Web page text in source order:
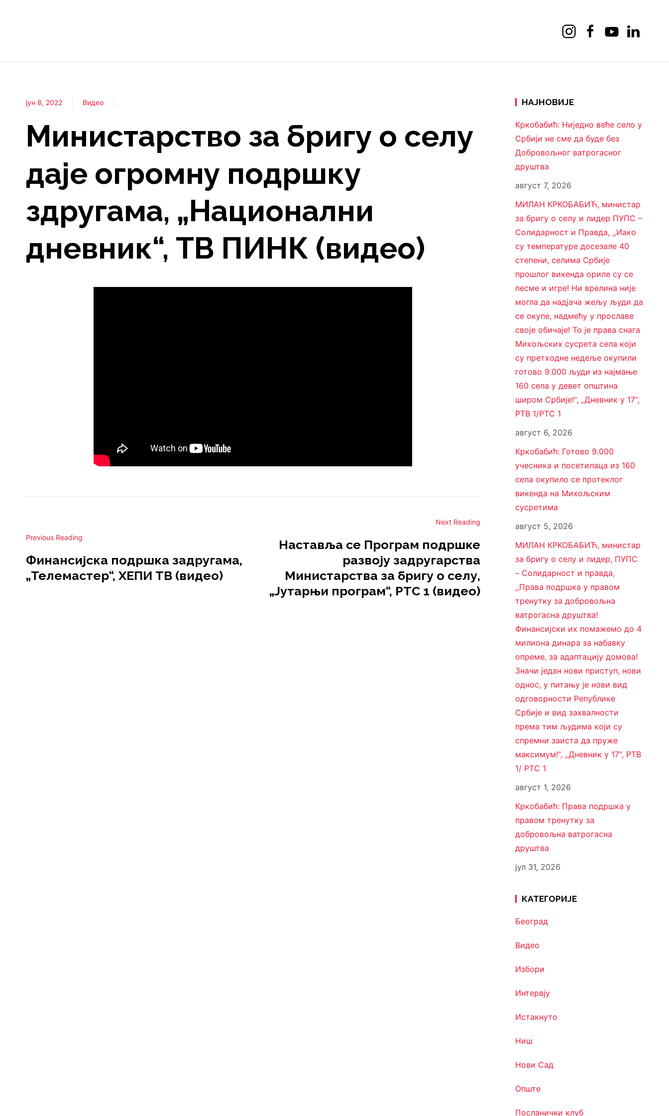
јун 8, 2022 Видео
Министарство за бригу о селу
даје огромну подршку
здругама, „Национални
дневник“, ТВ ПИНК (видео)
Previous Reading
Финансијска подршка задругама,
„Телемастер“, ХЕПИ ТВ (видео)
Next Reading
Наставља се Програм подршке
развоју задругарства
Министарства за бригу о селу,
„Јутарњи програм“, РТС 1 (видео)
НАЈНОВИЈЕ
Кркобабић: Ниједно веће село у
Србији не сме да буде без
Добровољног ватрогасног
друштва
август 7, 2026
МИЛАН КРКОБАБИЋ, министар
за бригу о селу и лидер ПУПС –
Солидарност и Правда, ,,Иако
су температуре досезале 40
степени, селима Србије
прошлог викенда ориле су се
песме и игре! Ни врелина није
могла да надјача жељу људи да
се окупе, надмећу у прославе
своје обичаје! То је права снага
Михољских сусрета села који
су претходне недеље окупили
готово 9.000 људи из најмање
160 села у девет општина
широм Србије!“, „Дневник у 17“,
РТВ 1/РТС 1
август 6, 2026
Кркобабић: Готово 9.000
учесника и посетилаца из 160
села окупило се протеклог
викенда на Михољским
сусретима
август 5, 2026
МИЛАН КРКОБАБИЋ, министар
за бригу о селу и лидер, ПУПС
– Солидарност и правда,
,,Права подршка у правом
тренутку за добровољна
ватрогасна друштва!
Финансијски их помажемо до 4
милиона динара за набавку
опреме, за адаптацију домова!
Значи један нови приступ, нови
однос, у питању је нови вид
одговорности Републике
Србије и вид захвалности
према тим људима који су
спремни заиста да пруже
максимум!“, „Дневник у 17“, РТВ
1/ РТС 1
август 1, 2026
Кркобабић: Права подршка у
правом тренутку за
добровољна ватрогасна
друштва
јул 31, 2026
КАТЕГОРИЈЕ
Београд
Видео
Избори
Интервју
Истакнуто
Ниш
Нови Сад
Опште
Посланички клуб